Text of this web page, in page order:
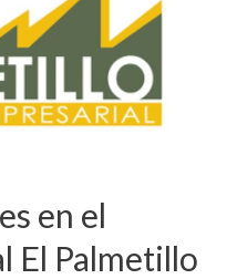
en el
El Palmetillo